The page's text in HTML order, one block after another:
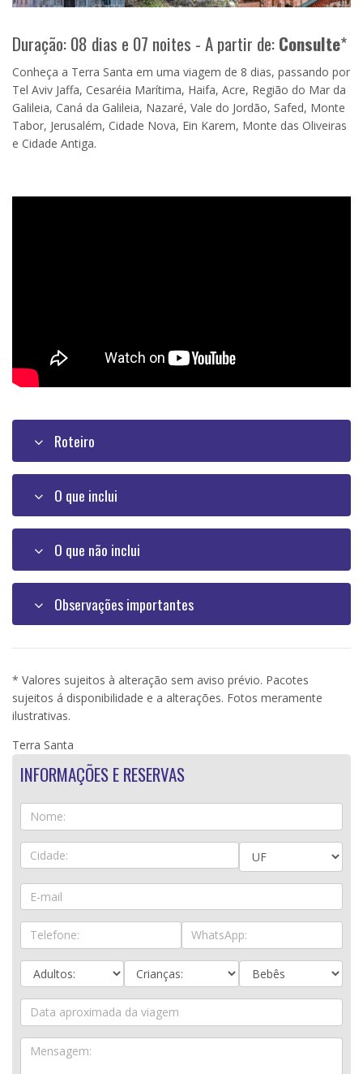
Duração: 08 dias e 07 noites - A partir de:Consulte*
Conheça a Terra Santa em uma viagem de 8 dias, passando por
Tel Aviv Jaffa, Cesaréia Marítima, Haifa, Acre, Região do Mar da
Galileia, Caná da Galileia, Nazaré, Vale do Jordão, Safed, Monte
Tabor, Jerusalém, Cidade Nova, Ein Karem, Monte das Oliveiras
e Cidade Antiga.
Roteiro
O que inclui
O que não inclui
Observações importantes
* Valores sujeitos à alteração sem aviso prévio. Pacotes
sujeitos á disponibilidade e a alterações. Fotos meramente
ilustrativas.
Terra Santa
INFORMAÇÕES E RESERVAS